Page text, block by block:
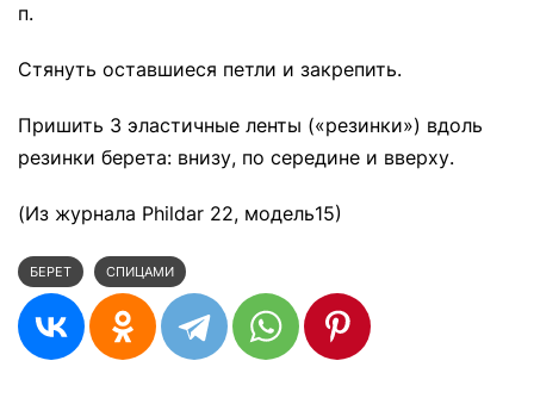
п.
Стянуть оставшиеся петли и закрепить.
Пришить 3 эластичные ленты («резинки») вдоль
резинки берета: внизу, по середине и вверху.
(Из журнала Phildar 22, модель15)
БЕРЕТ СПИЦАМИ